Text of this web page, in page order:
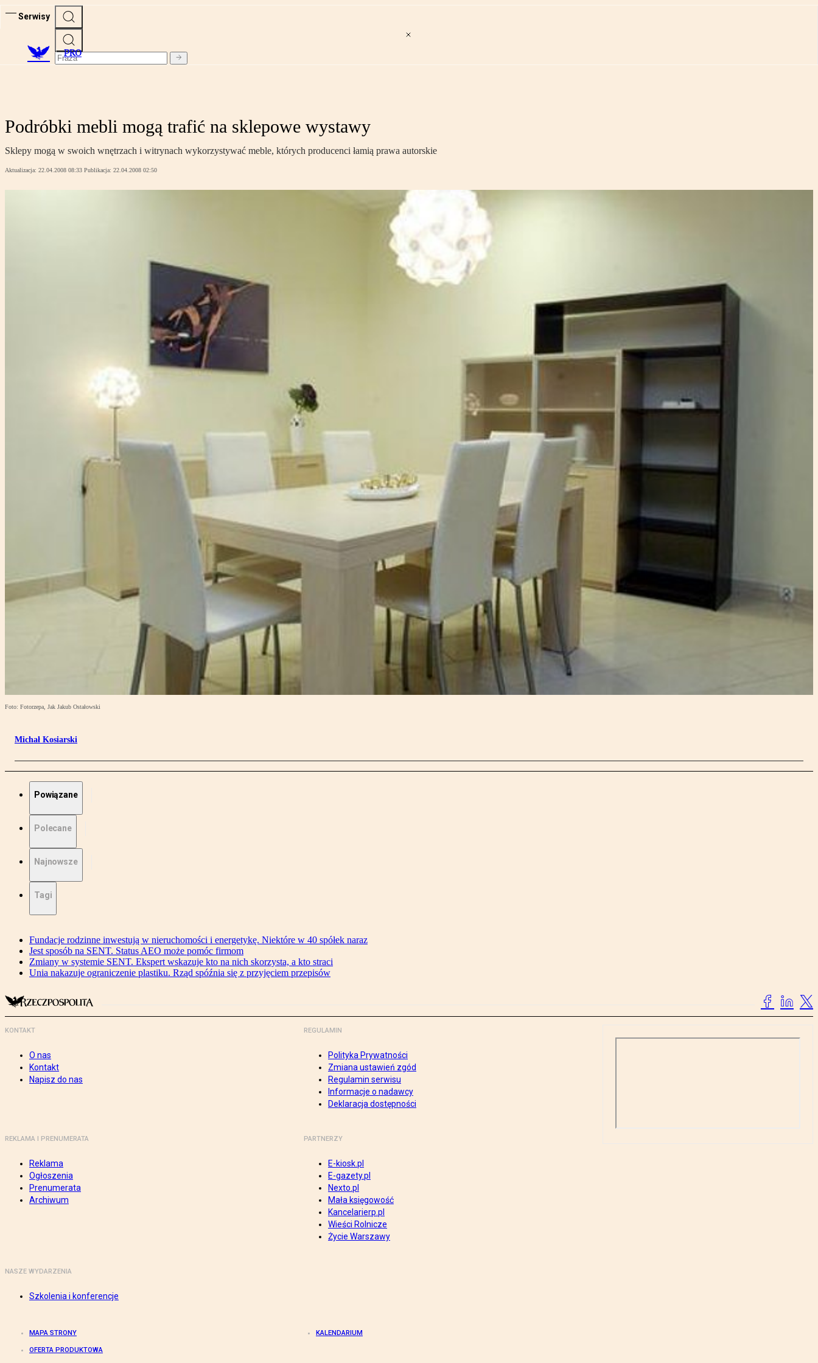
Serwisy
PRO
Podróbki mebli mogą trafić na sklepowe wystawy
Sklepy mogą w swoich wnętrzach i witrynach wykorzystywać meble, których producenci łamią prawa autorskie
Aktualizacja: 22.04.2008 08:33 Publikacja: 22.04.2008 02:50
Foto: Fotorzepa, Jak Jakub Ostałowski
Michał Kosiarski
Powiązane
Polecane
Najnowsze
Tagi
Fundacje rodzinne inwestują w nieruchomości i energetykę. Niektóre w 40 spółek naraz
Jest sposób na SENT. Status AEO może pomóc firmom
Zmiany w systemie SENT. Ekspert wskazuje kto na nich skorzysta, a kto straci
Unia nakazuje ograniczenie plastiku. Rząd spóźnia się z przyjęciem przepisów
KONTAKT
O nas
Kontakt
Napisz do nas
REGULAMIN
Polityka Prywatności
Zmiana ustawień zgód
Regulamin serwisu
Informacje o nadawcy
Deklaracja dostępności
REKLAMA I PRENUMERATA
Reklama
Ogłoszenia
Prenumerata
Archiwum
PARTNERZY
E-kiosk.pl
E-gazety.pl
Nexto.pl
Mała księgowość
Kancelarierp.pl
Wieści Rolnicze
Życie Warszawy
NASZE WYDARZENIA
Szkolenia i konferencje
MAPA STRONY KALENDARIUM
OFERTA PRODUKTOWA